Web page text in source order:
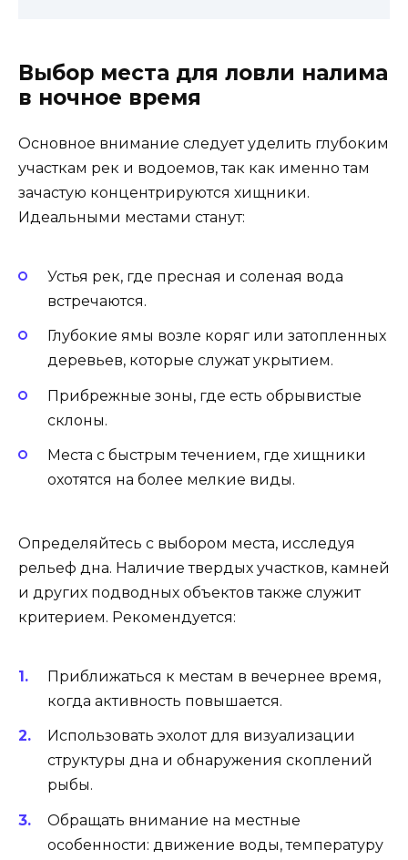
Выбор места для ловли налима
в ночное время
Основное внимание следует уделить глубоким
участкам рек и водоемов, так как именно там
зачастую концентрируются хищники.
Идеальными местами станут:
Устья рек, где пресная и соленая вода
встречаются.
Глубокие ямы возле коряг или затопленных
деревьев, которые служат укрытием.
Прибрежные зоны, где есть обрывистые
склоны.
Места с быстрым течением, где хищники
охотятся на более мелкие виды.
Определяйтесь с выбором места, исследуя
рельеф дна. Наличие твердых участков, камней
и других подводных объектов также служит
критерием. Рекомендуется:
Приближаться к местам в вечернее время,
когда активность повышается.
Использовать эхолот для визуализации
структуры дна и обнаружения скоплений
рыбы.
Обращать внимание на местные
особенности: движение воды, температуру